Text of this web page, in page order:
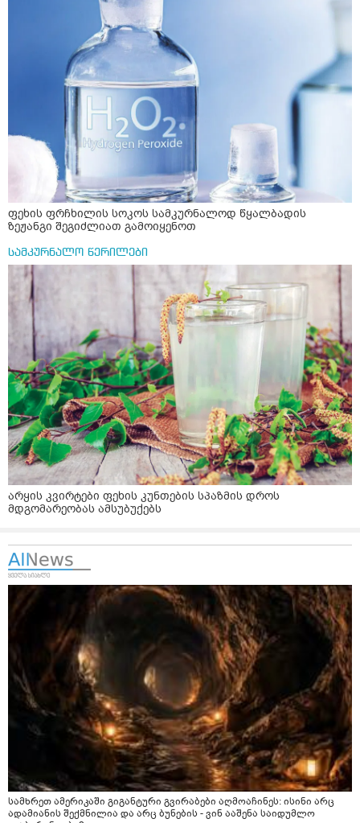
ფეხის ფრჩხილის სოკოს სამკურნალოდ წყალბადის
ზეჟანგი შეგიძლიათ გამოიყენოთ
სამკურნალო წერილები
არყის კვირტები ფეხის კუნთების სპაზმის დროს
მდგომარეობას ამსუბუქებს
სამხრეთ ამერიკაში გიგანტური გვირაბები აღმოაჩინეს: ისინი არც
ადამიანის შექმნილია და არც ბუნების - ვინ ააშენა საიდუმლო